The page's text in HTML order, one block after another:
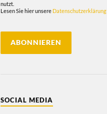
nutzt.
Lesen Sie hier unsere Datenschutzerklärung
SOCIAL MEDIA